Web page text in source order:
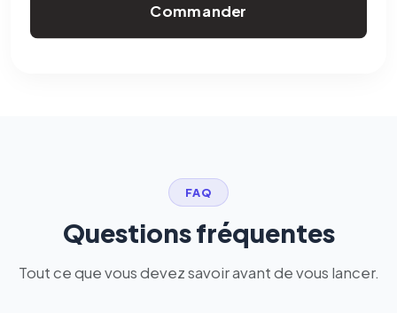
Commander
FAQ
Questions fréquentes
Tout ce que vous devez savoir avant de vous lancer.